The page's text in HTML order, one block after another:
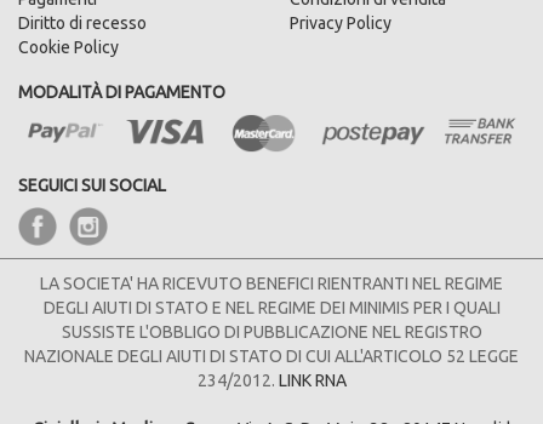
Diritto di recesso
Cookie Policy
Privacy Policy
MODALITÀ DI PAGAMENTO
SEGUICI SUI SOCIAL
LA SOCIETA' HA RICEVUTO BENEFICI RIENTRANTI NEL REGIME
DEGLI AIUTI DI STATO E NEL REGIME DEI MINIMIS PER I QUALI
SUSSISTE L'OBBLIGO DI PUBBLICAZIONE NEL REGISTRO
NAZIONALE DEGLI AIUTI DI STATO DI CUI ALL'ARTICOLO 52 LEGGE
234/2012. LINK RNA